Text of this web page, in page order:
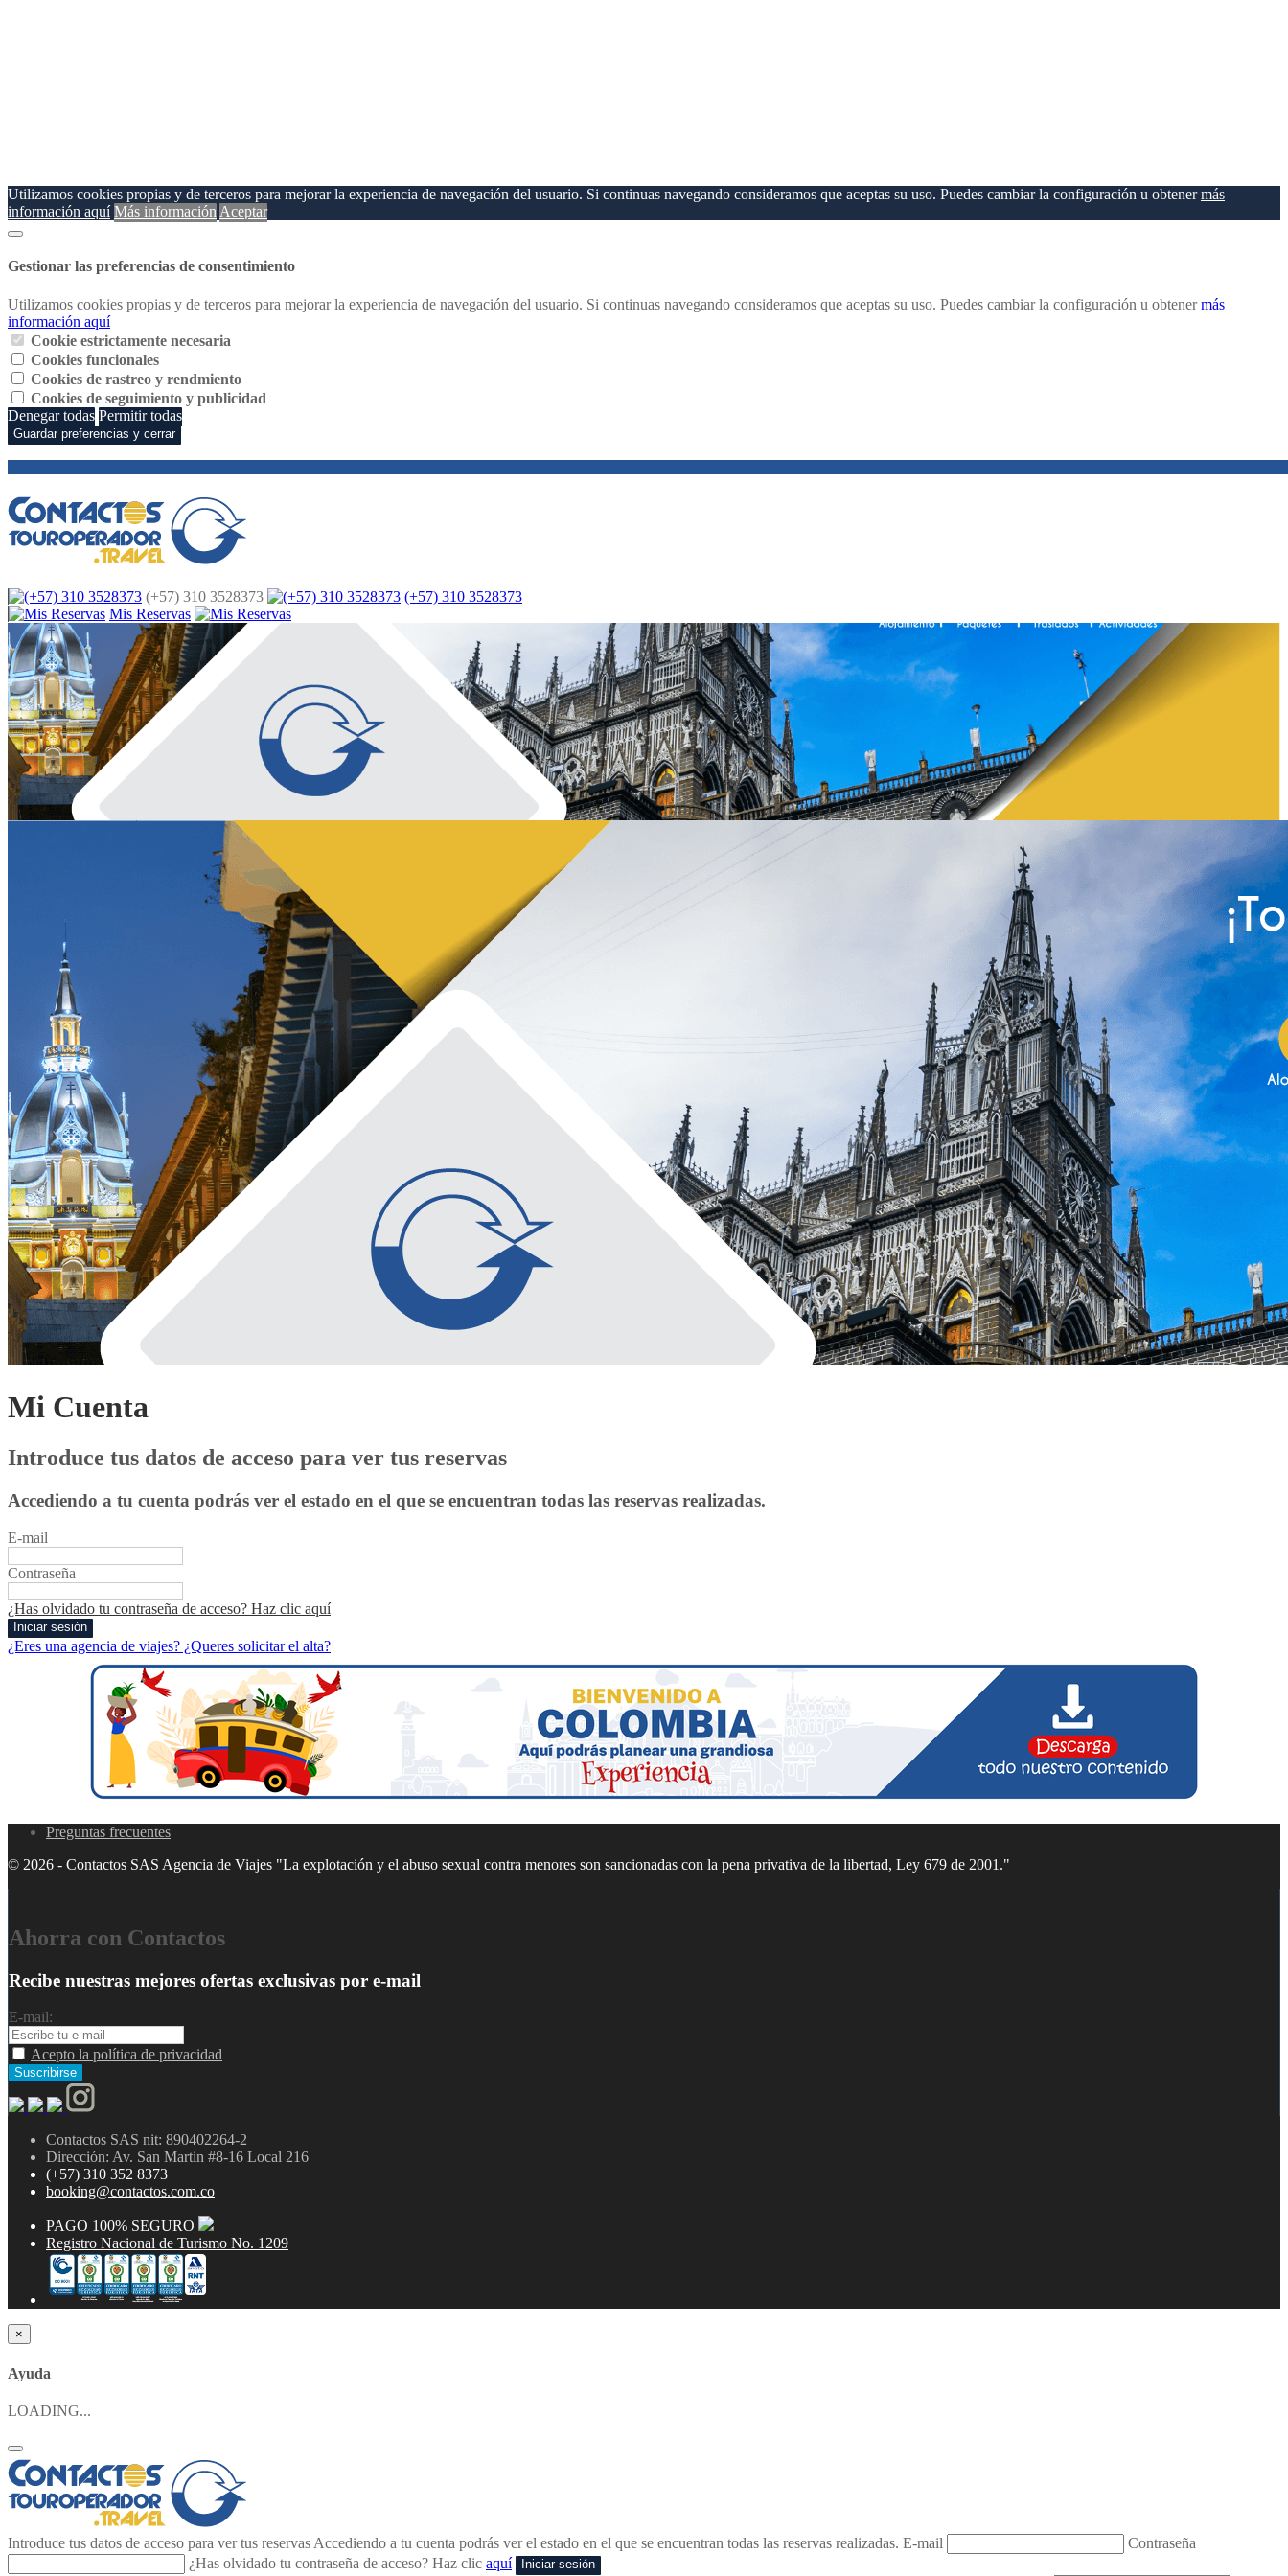
Utilizamos cookies propias y de terceros para mejorar la experiencia de navegación del usuario. Si continuas navegando consideramos que aceptas su uso. Puedes cambiar la configuración u obtenermás
información aquí Más información Aceptar
Gestionar las preferencias de consentimiento
Utilizamos cookies propias y de terceros para mejorar la experiencia de navegación del usuario. Si continuas navegando consideramos que aceptas su uso. Puedes cambiar la configuración u obtenermás
información aquí
Cookie estrictamente necesaria
Cookies funcionales
Cookies de rastreo y rendmiento
Cookies de seguimiento y publicidad
Denegar todas Permitir todas
Guardar preferencias y cerrar
(+57) 310 3528373
(+57) 310 3528373
Mis Reservas
Mi Cuenta
Introduce tus datos de acceso para ver tus reservas
Accediendo a tu cuenta podrás ver el estado en el que se encuentran todas las reservas realizadas.
E-mail
Contraseña
¿Has olvidado tu contraseña de acceso? Haz clic aquí
¿Eres una agencia de viajes? ¿Queres solicitar el alta?
Preguntas frecuentes
© 2026 - Contactos SAS Agencia de Viajes "La explotación y el abuso sexual contra menores son sancionadas con la pena privativa de la libertad, Ley 679 de 2001."
Ahorra con Contactos
Recibe nuestras mejores ofertas exclusivas por e-mail
E-mail:
Acepto la política de privacidad
Contactos SAS nit: 890402264-2
Dirección: Av. San Martin #8-16 Local 216
(+57) 310 352 8373
booking@contactos.com.co
PAGO 100% SEGURO
Registro Nacional de Turismo No. 1209
×
Ayuda
LOADING...
Introduce tus datos de acceso para ver tus reservas Accediendo a tu cuenta podrás ver el estado en el que se encuentran todas las reservas realizadas. E-mail
Contraseña
¿Has olvidado tu contraseña de acceso? Haz clic aquí